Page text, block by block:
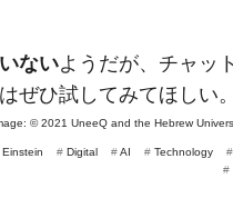
ないようだが、チャッ
ぜひ試してみてほしい。
©2021 UneeQ and the Hebrew
#
# Technology
#AI
# Digital
Einstein
#